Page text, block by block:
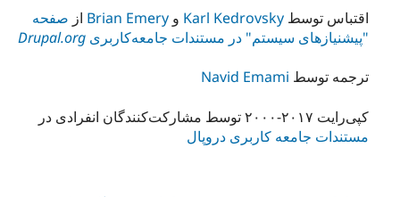
اقتباس توسط Karl Kedrovsky و Brian Emery از صفحه
"پیشنیازهای سیستم" در مستندات جامعه‌کاربری Drupal.org
ترجمه توسط Navid Emami
کپی‌رایت ۲۰۱۷-۲۰۰۰ توسط مشارکت‌کنندگان انفرادی در
مستندات جامعه کاربری دروپال